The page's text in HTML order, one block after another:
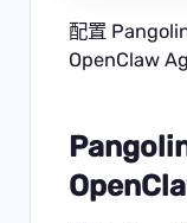
配置
OpenClaw